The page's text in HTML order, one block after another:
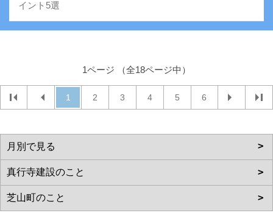
イント5選
1ページ （全18ページ中）
1 2 3 4 5 6